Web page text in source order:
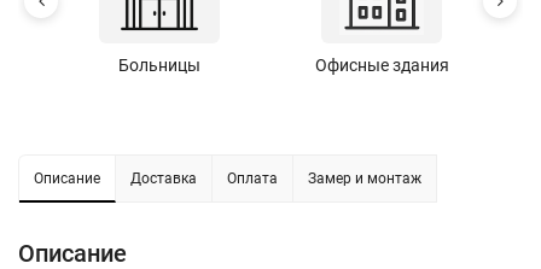
Больницы Офисные здания
Описание Доставка Оплата Замер и монтаж
Описание